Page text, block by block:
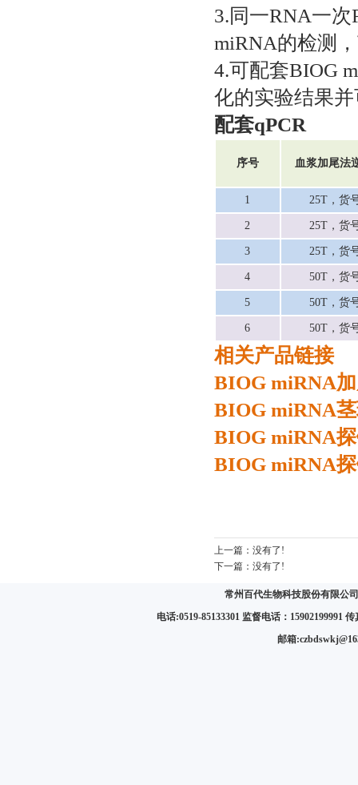
3.同一RNA一
miRNA的检测
4.可配套BIOG
化的实验结果
配套qPCR
序号 血浆加尾法
1 25T，货
2 25T， 货
3 25T， 货
4 50T，货
5 50T， 货
6 50T， 货
相关产品链接
BIOG miRNA
BIOG miRNA
BIOG miRNA
BIOG miRNA
上一篇： 没有了!
下一篇： 没有了!
常州百代生物科技股份有限公
电话:0519-85133301 监督电话：15902199991
邮箱